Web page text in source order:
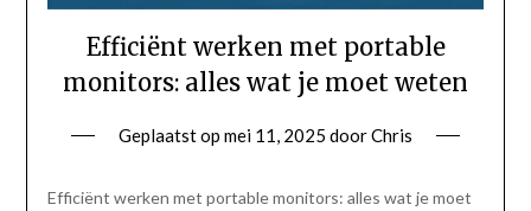
Efficiënt werken met portable
monitors: alles wat je moet weten
Geplaatst op mei 11, 2025 doorChris
Efficiënt werken met portable monitors: alles wat je moet